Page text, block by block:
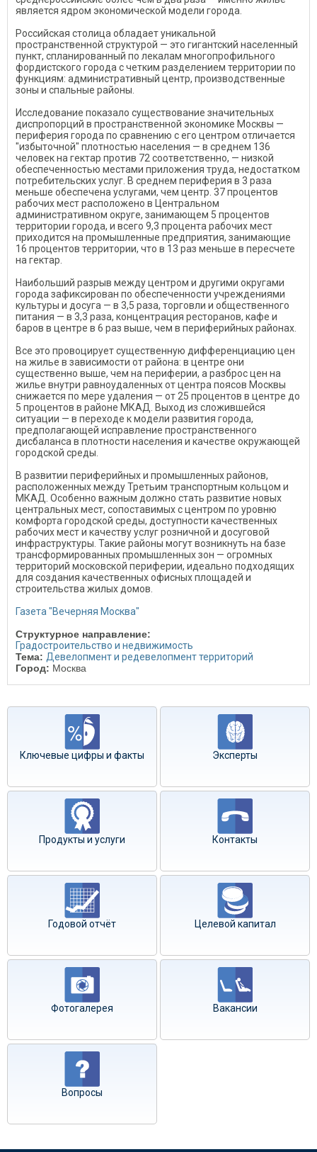
является ядром экономической модели города.
Российская столица обладает уникальной
пространственной структурой — это гигантский населенный
пункт, спланированный по лекалам многопрофильного
фордистского города с четким разделением территории по
функциям: административный центр, производственные
зоны и спальные районы.
Исследование показало существование значительных
диспропорций в пространственной экономике Москвы —
периферия города по сравнению с его центром отличается
"избыточной" плотностью населения — в среднем 136
человек на гектар против 72 соответственно, — низкой
обеспеченностью местами приложения труда, недостатком
потребительских услуг. В среднем периферия в 3 раза
меньше обеспечена услугами, чем центр. 37 процентов
рабочих мест расположено в Центральном
административном округе, занимающем 5 процентов
территории города, и всего 9,3 процента рабочих мест
приходится на промышленные предприятия, занимающие
16 процентов территории, что в 13 раз меньше в пересчете
на гектар.
Наибольший разрыв между центром и другими округами
города зафиксирован по обеспеченности учреждениями
культуры и досуга — в 3,5 раза, торговли и общественного
питания — в 3,3 раза, концентрация ресторанов, кафе и
баров в центре в 6 раз выше, чем в периферийных районах.
Все это провоцирует существенную дифференциацию цен
на жилье в зависимости от района: в центре они
существенно выше, чем на периферии, а разброс цен на
жилье внутри равноудаленных от центра поясов Москвы
снижается по мере удаления — от 25 процентов в центре до
5 процентов в районе МКАД. Выход из сложившейся
ситуации — в переходе к модели развития города,
предполагающей исправление пространственного
дисбаланса в плотности населения и качестве окружающей
городской среды.
В развитии периферийных и промышленных районов,
расположенных между Третьим транспортным кольцом и
МКАД. Особенно важным должно стать развитие новых
центральных мест, сопоставимых с центром по уровню
комфорта городской среды, доступности качественных
рабочих мест и качеству услуг розничной и досуговой
инфраструктуры. Такие районы могут возникнуть на базе
трансформированных промышленных зон — огромных
территорий московской периферии, идеально подходящих
для создания качественных офисных площадей и
строительства жилых домов.
Газета "Вечерняя Москва"
Структурное направление:
Градостроительство и недвижимость
Тема: Девелопмент и редевелопмент территорий
Город: Москва
Ключевые цифры и факты Эксперты
Продукты и услуги Контакты
Годовой отчёт Целевой капитал
Фотогалерея Вакансии
Вопросы